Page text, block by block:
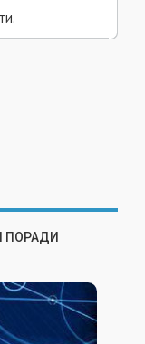
ПОРАДИ